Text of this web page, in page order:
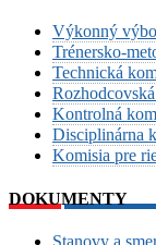
Výkonný
Trénersko-
Technická
Kontrolná
Disciplinárna
Komisia pre
DOKUMENTY
Stanovy a